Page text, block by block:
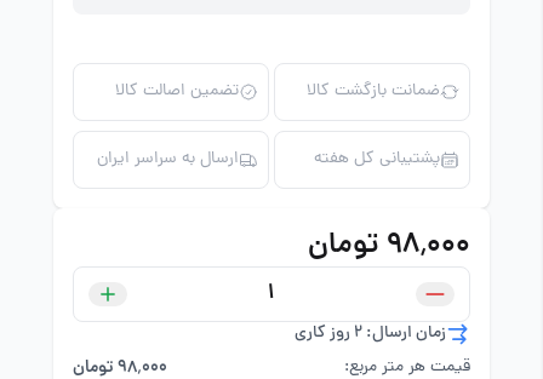
ضمانت بازگشت کالا تضمین اصالت کالا
پشتیبانی کل هفته ارسال به سراسر ایران
۹۸٬۰۰۰ تومان
زمان ارسال: 2 روز کاری
قیمت هر متر مربع:
۹۸٬۰۰۰ تومان